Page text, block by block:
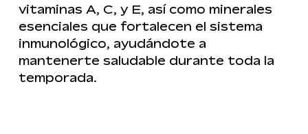
vitaminas A, C, y E, así como minerales
esenciales que fortalecen el sistema
inmunológico, ayudándote a
mantenerte saludable durante toda la
temporada.